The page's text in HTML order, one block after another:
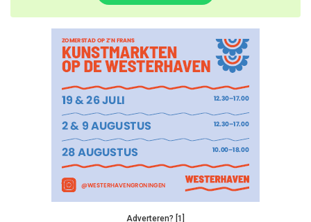
Adverteren? [1]